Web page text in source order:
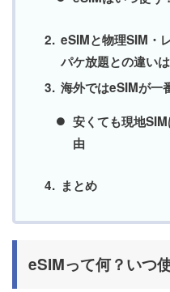
eSIMと物理SIM・
パケ放題との違い
海外ではeSIMが一
安くても現地
由
まとめ
eSIMって何？いつ